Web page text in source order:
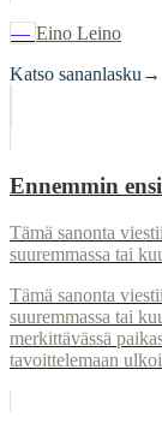
— Eino Leino
Katso sananlasku →
Ennemmin
Tämä sanonta
suuremmassa tai
Tämä sanonta
suuremmassa tai
merkittävässä
tavoittelemaan